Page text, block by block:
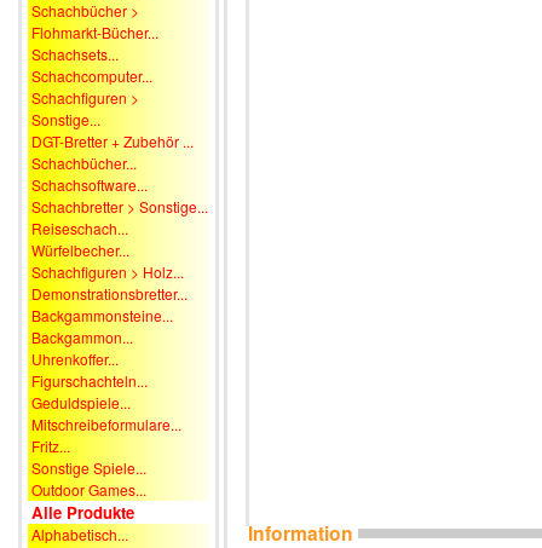
Schachbücher >
Flohmarkt-Bücher...
Schachsets...
Schachcomputer...
Schachfiguren >
Sonstige...
DGT-Bretter + Zubehör ...
Schachbücher...
Schachsoftware...
Schachbretter > Sonstige...
Reiseschach...
Würfelbecher...
Schachfiguren > Holz...
Demonstrationsbretter...
Backgammonsteine...
Backgammon...
Uhrenkoffer...
Figurschachteln...
Geduldspiele...
Mitschreibeformulare...
Fritz...
Sonstige Spiele...
Outdoor Games...
Alle Produkte
Alphabetisch... Information